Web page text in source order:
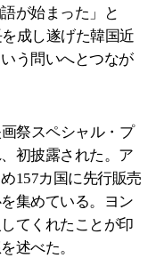
が始まった」と
成し遂げた韓国近
う問いへとつなが
祭スペシャル・プ
初披露された。ア
157カ国に先行販売
集めている。ヨン
てくれたことが印
述べた。